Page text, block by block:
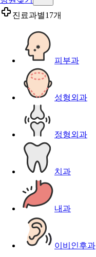
진료과별17개
피부과
성형외과
정형외과
치과
내과
이비인후과